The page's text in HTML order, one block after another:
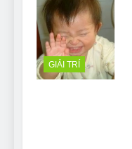
GIẢI TRÍ